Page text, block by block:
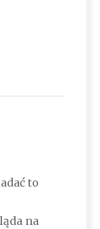
to
na